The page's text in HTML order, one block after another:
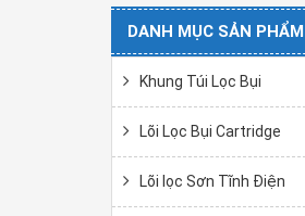
DANH MỤC SẢN PHẨM
Khung Túi Lọc Bụi
Lõi Lọc Bụi Cartridge
Lõi lọc Sơn Tĩnh Điện